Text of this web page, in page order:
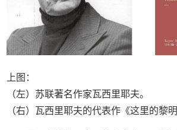
上图：
（左）苏联著名作家瓦西里耶夫。
（右）瓦西里耶夫的代表作《这里的黎